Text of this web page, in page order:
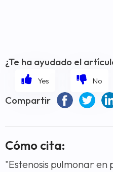
¿Te ha ayudado el
Compartir
Cómo cita:
"Estenosis pulmonar en